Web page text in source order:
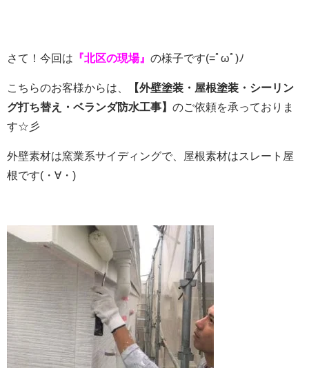
さて！今回は 『北区の現場』 の様子です(=ﾟωﾟ)ﾉ
こちらのお客様からは、
【外壁塗装・屋根塗装・シーリン
グ打ち替え・ベランダ防水工事】 のご依頼を承っておりま
す☆彡
外壁素材は窯業系サイディングで、屋根素材はスレート屋
根です(・∀・)